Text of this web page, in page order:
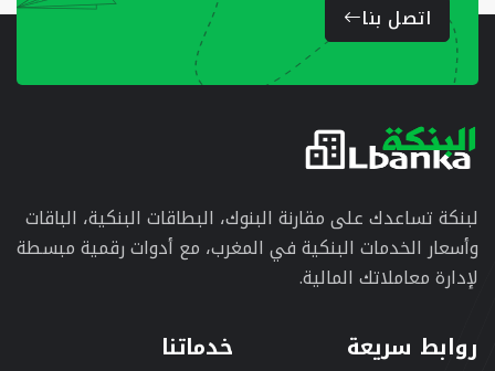
اتصل بنا
لبنكة تساعدك على مقارنة البنوك، البطاقات البنكية، الباقات
وأسعار الخدمات البنكية في المغرب، مع أدوات رقمية مبسطة
لإدارة معاملاتك المالية.
روابط سريعة خدماتنا